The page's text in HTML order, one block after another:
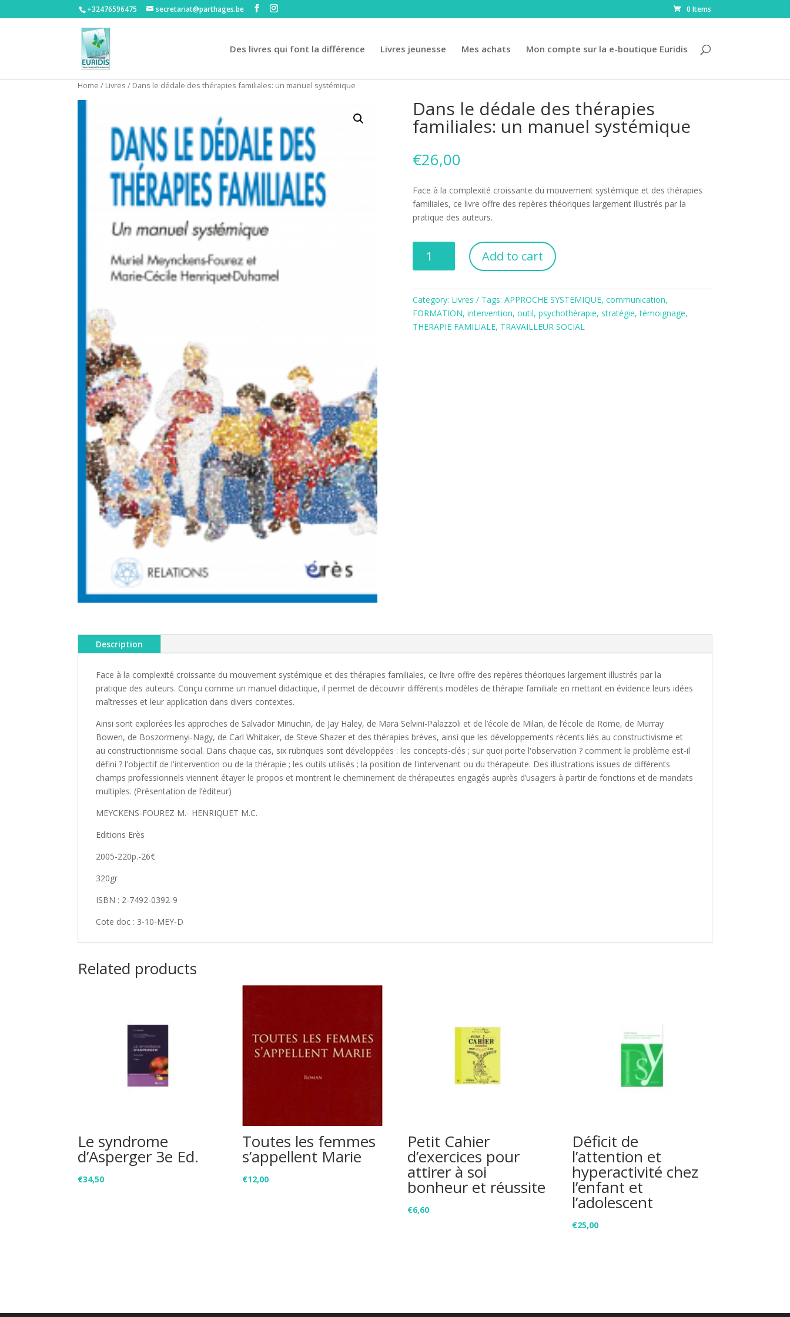
+32476596475‬ secretariat@parthages.be 0 Items
Des livres qui font la différence Livres jeunesse Mes achats Mon compte sur la e-boutique Euridis
Home / Livres / Dans le dédale des thérapies familiales: un manuel systémique
Dans le dédale des thérapies
familiales: un manuel systémique
€26,00
Face à la complexité croissante du mouvement systémique et des thérapies
familiales, ce livre offre des repères théoriques largement illustrés par la
pratique des auteurs.
des
thérapies
familiales:
un
Add to cart
Category: Livres Tags: APPROCHE SYSTEMIQUE, communication,
FORMATION, intervention, outil, psychothérapie, stratégie,témoignage,
THERAPIE FAMILIALE, TRAVAILLEUR SOCIAL
Description
Face à la complexité croissante du mouvement systémique et des thérapies familiales, ce livre offre des repères théoriques largement illustrés par la
pratique des auteurs. Conçu comme un manuel didactique, il permet de découvrir différents modèles de thérapie familiale en mettant en évidence leurs idées
maîtresses et leur application dans divers contextes.
Ainsi sont explorées les approches de Salvador Minuchin, de Jay Haley, de Mara Selvini-Palazzoli et de l’école de Milan, de l’école de Rome, de Murray
Bowen, de Boszormenyi-Nagy, de Carl Whitaker, de Steve Shazer et des thérapies brèves, ainsi que les développements récents liés au constructivisme et
au constructionnisme social. Dans chaque cas, six rubriques sont développées : les concepts-clés ; sur quoi porte l'observation ? comment le problème est-il
défini ? l'objectif de l'intervention ou de la thérapie ; les outils utilisés ; la position de l'intervenant ou du thérapeute. Des illustrations issues de différents
champs professionnels viennent étayer le propos et montrent le cheminement de thérapeutes engagés auprès d’usagers à partir de fonctions et de mandats
multiples. (Présentation de l’éditeur)
MEYCKENS-FOUREZ M.- HENRIQUET M.C.
Editions Erès
2005-220p.-26€
320gr
ISBN : 2-7492-0392-9
Cote doc : 3-10-MEY-D
Related products
Le syndrome
d’Asperger 3e Ed.
€34,50
Toutes les femmes
s’appellent Marie
€12,00
Petit Cahier
d’exercices pour
attirer à soi
bonheur et réussite
€6,60
Déficit de
l’attention et
hyperactivité chez
l’enfant et
l’adolescent
€25,00